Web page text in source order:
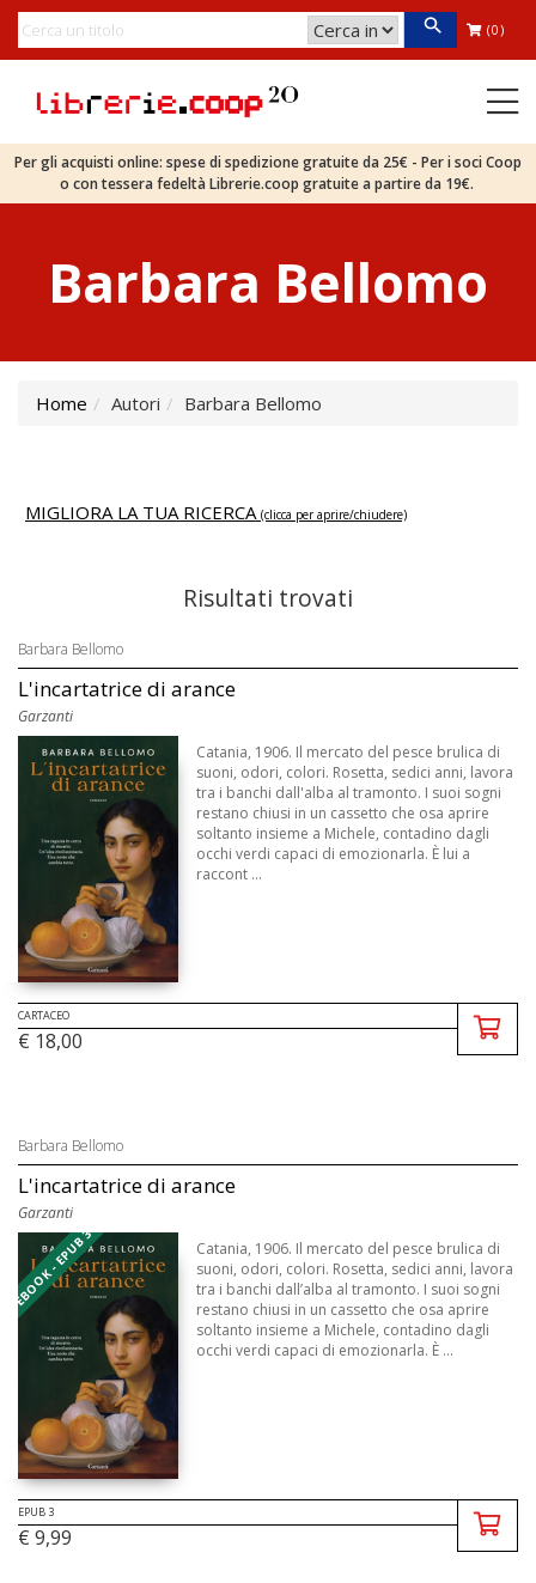
(0)
Per gli acquisti online: spese di spedizione gratuite da 25€ - Per i soci Coop
o con tessera fedeltà Librerie.coop gratuite a partire da 19€.
Barbara Bellomo
Home Autori Barbara Bellomo
MIGLIORA LA TUA RICERCA (clicca per aprire/chiudere)
Risultati trovati
Barbara Bellomo
L'incartatrice di arance
Garzanti
Catania, 1906. Il mercato del pesce brulica di
suoni, odori, colori. Rosetta, sedici anni, lavora
tra i banchi dall'alba al tramonto. I suoi sogni
restano chiusi in un cassetto che osa aprire
soltanto insieme a Michele, contadino dagli
occhi verdi capaci di emozionarla. È lui a
raccont ...
CARTACEO
€ 18,00
Barbara Bellomo
L'incartatrice di arance
Garzanti
EBOOK - EPUB 3
Catania, 1906. Il mercato del pesce brulica di
suoni, odori, colori. Rosetta, sedici anni, lavora
tra i banchi dall’alba al tramonto. I suoi sogni
restano chiusi in un cassetto che osa aprire
soltanto insieme a Michele, contadino dagli
occhi verdi capaci di emozionarla. È ...
EPUB 3
€ 9,99